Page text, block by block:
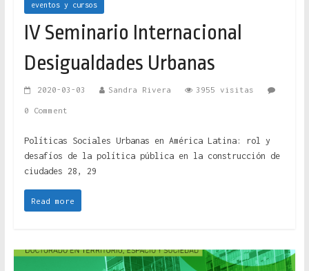
eventos y cursos
IV Seminario Internacional
Desigualdades Urbanas
2020-03-03 Sandra Rivera 3955 visitas
0 Comment
Políticas Sociales Urbanas en América Latina: rol y
desafíos de la política pública en la construcción de
ciudades 28, 29
Read more